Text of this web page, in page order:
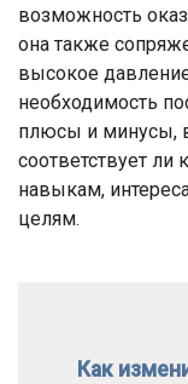
возможность
она также
высокое
необходимость
плюсы и минусы,
соответствует ли
навыкам,
целям.
Как